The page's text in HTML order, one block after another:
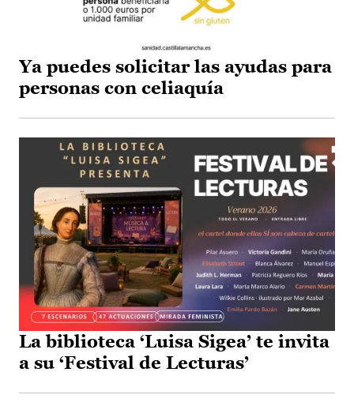
Ya puedes solicitar las ayudas para
personas con celiaquía
La biblioteca ‘Luisa Sigea’ te invita
a su ‘Festival de Lecturas’